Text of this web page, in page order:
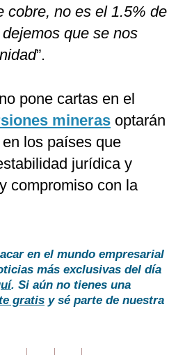
cobre, no es el 1.5% de
que se nos
”.
pone cartas en el
mineras optarán
los países que
jurídica y
compromiso con la
en el mundo empresarial
más exclusivas del día
. Si aún no tienes una
gratis y sé parte de nuestra